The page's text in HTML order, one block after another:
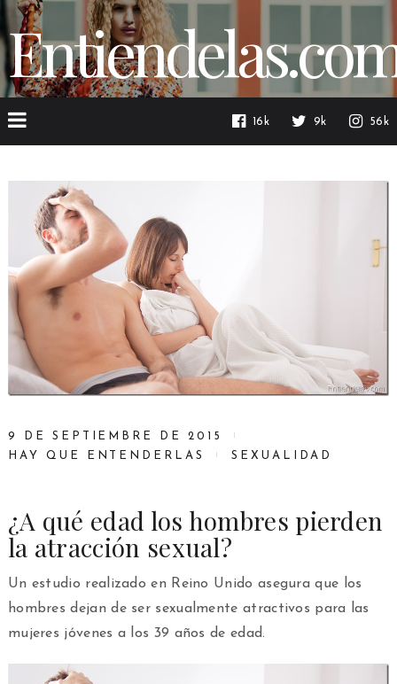
16k 9k 56k
9 DE SEPTIEMBRE DE 2015
HAY QUE ENTENDERLAS
SEXUALIDAD
¿A qué edad los hombres pierden
la atracción sexual?
Un estudio realizado en Reino Unido asegura que los
hombres dejan de ser sexualmente atractivos para las
mujeres jóvenes a los 39 años de edad.